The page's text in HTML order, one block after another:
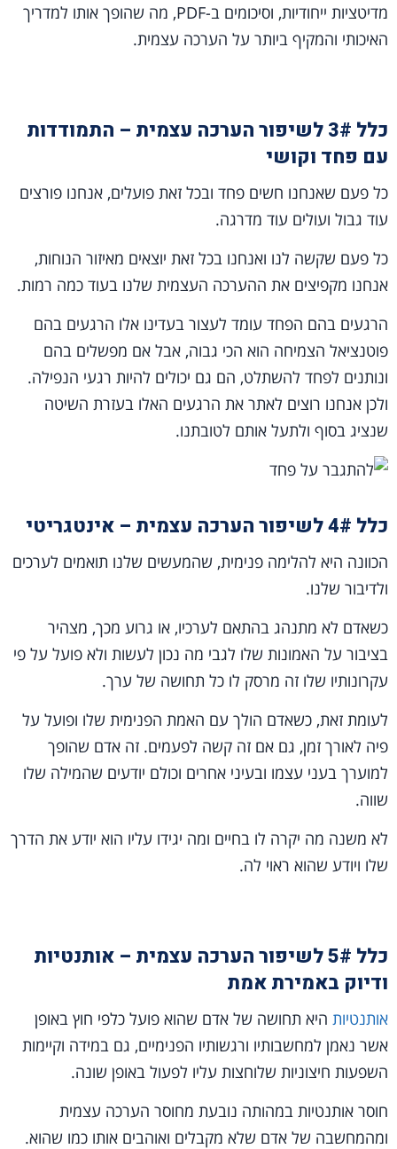
מדיטציות ייחודיות, וסיכומים ב-PDF, מה שהופך אותו למדריך
האיכותי והמקיף ביותר על הערכה עצמית.
כלל 3# לשיפור הערכה עצמית – התמודדות
עם פחד וקושי
כל פעם שאנחנו חשים פחד ובכל זאת פועלים, אנחנו פורצים
עוד גבול ועולים עוד מדרגה.
כל פעם שקשה לנו ואנחנו בכל זאת יוצאים מאיזור הנוחות,
אנחנו מקפיצים את ההערכה העצמית שלנו בעוד כמה רמות.
הרגעים בהם הפחד עומד לעצור בעדינו אלו הרגעים בהם
פוטנציאל הצמיחה הוא הכי גבוה, אבל אם מפשלים בהם
ונותנים לפחד להשתלט, הם גם יכולים להיות רגעי הנפילה.
ולכן אנחנו רוצים לאתר את הרגעים האלו בעזרת השיטה
שנציג בסוף ולתעל אותם לטובתנו.
כלל 4# לשיפור הערכה עצמית – אינטגריטי
הכוונה היא להלימה פנימית, שהמעשים שלנו תואמים לערכים
ולדיבור שלנו.
כשאדם לא מתנהג בהתאם לערכיו, או גרוע מכך, מצהיר
בציבור על האמונות שלו לגבי מה נכון לעשות ולא פועל על פי
עקרונותיו שלו זה מרסק לו כל תחושה של ערך.
לעומת זאת, כשאדם הולך עם האמת הפנימית שלו ופועל על
פיה לאורך זמן, גם אם זה קשה לפעמים. זה אדם שהופך
למוערך בעני עצמו ובעיני אחרים וכולם יודעים שהמילה שלו
שווה.
לא משנה מה יקרה לו בחיים ומה יגידו עליו הוא יודע את הדרך
שלו ויודע שהוא ראוי לה.
כלל 5# לשיפור הערכה עצמית – אותנטיות
ודיוק באמירת אמת
אותנטיות היא תחושה של אדם שהוא פועל כלפי חוץ באופן
אשר נאמן למחשבותיו ורגשותיו הפנימיים, גם במידה וקיימות
השפעות חיצוניות שלוחצות עליו לפעול באופן שונה.
חוסר אותנטיות במהותה נובעת מחוסר הערכה עצמית
ומהמחשבה של אדם שלא מקבלים ואוהבים אותו כמו שהוא.